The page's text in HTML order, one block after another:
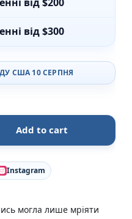
від $200
від $300
США 10 СЕРПНЯ
Крістіна Нгуєн - КСД
Add to cart
Instagram
могла лише мріяти